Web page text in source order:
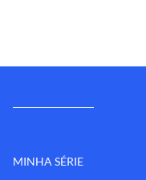
MINHA SÉRIE